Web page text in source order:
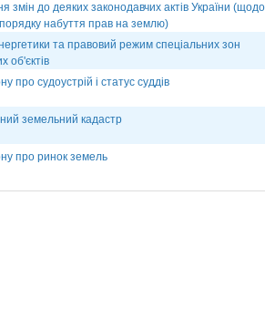
змін до деяких законодавчих актів України (щодо
набуття прав на землю)
та правовий режим спеціальних зон
об'єктів
про судоустрій і статус суддів
земельний кадастр
про ринок земель